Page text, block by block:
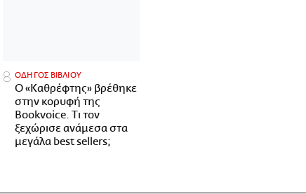
ΟΔΗΓΟΣ ΒΙΒΛΙΟΥ
Ο «Καθρέφτης» βρέθηκε
στην κορυφή της
Bookvoice. Τι τον
ξεχώρισε ανάμεσα στα
μεγάλα best sellers;